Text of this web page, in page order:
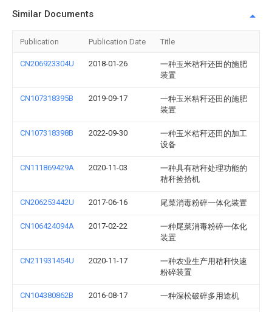
Similar Documents
Publication Publication Date Title
CN206923304U 2018-01-26
一种玉米秸秆还田的施肥
装置
CN107318395B 2019-09-17
一种玉米秸秆还田的施肥
装置
CN107318398B 2022-09-30
一种玉米秸秆还田的加工
设备
CN111869429A 2020-11-03
一种具有秸秆处理功能的
秸秆捡拾机
CN206253442U 2017-06-16 尾菜消毒粉碎一体化装置
CN106424094A 2017-02-22
一种尾菜消毒粉碎一体化
装置
CN211931454U 2020-11-17
一种农业生产用秸秆快速
粉碎装置
CN104380862B 2016-08-17 一种深松破碎多用途机